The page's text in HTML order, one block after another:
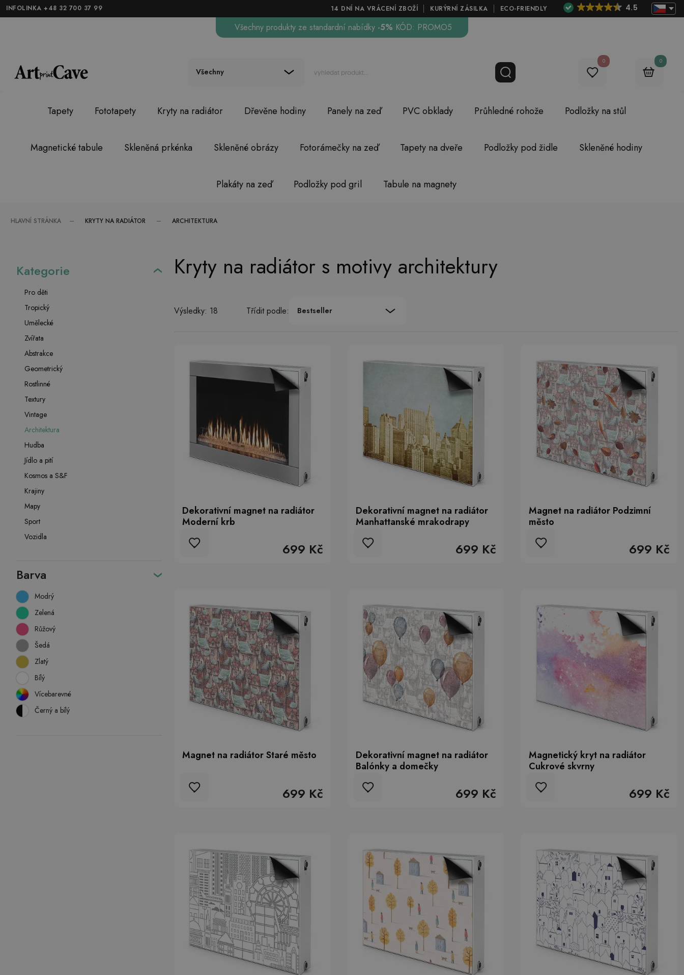
INFOLINKA +48 32 700 37 99 14 DNÍ NA VRÁCENÍ ZBOŽÍ KURÝRNÍ ZÁSILKA ECO-FRIENDLY 4.5
Všechny produkty ze standardní nabídky -5% KÓD: PROMO5
Všechny
0 0
Tapety Fototapety Kryty na radiátor Dřevěne hodiny Panely na zeď PVC obklady Průhledné rohože Podložky na stůl
Magnetické tabule Skleněná prkénka Skleněné obrázy Fotorámečky na zeď Tapety na dveře Podložky pod židle Skleněné hodiny
Plakáty na zeď Podložky pod gril Tabule na magnety
HLAVNÍ STRÁNKA KRYTY NA RADIÁTOR ARCHITEKTURA
Kategorie
Pro děti
Tropický
Umělecké
Zvířata
Abstrakce
Geometrický
Rostlinné
Textury
Vintage
Architektura
Hudba
Jídlo a pití
Kosmos a S&F
Krajiny
Mapy
Sport
Vozidla
Barva
Modrý
Zelená
Růžový
Šedá
Zlatý
Bílý
Vícebarevné
Černý a bílý
Kryty na radiátor s motivy architektury
Výsledky: 18 Třídit podle: Bestseller
Dekorativní magnet na radiátor
Moderní krb
699 Kč
Dekorativní magnet na radiátor
Manhattanské mrakodrapy
699 Kč
Magnet na radiátor Podzimní
město
699 Kč
Magnet na radiátor Staré město
699 Kč
Dekorativní magnet na radiátor
Balónky a domečky
699 Kč
Magnetický kryt na radiátor
Cukrové skvrny
699 Kč